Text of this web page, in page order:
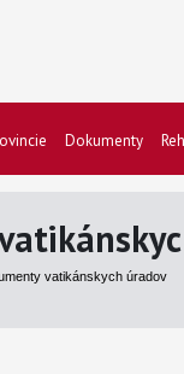
Dokumenty
vatikánskych úradov